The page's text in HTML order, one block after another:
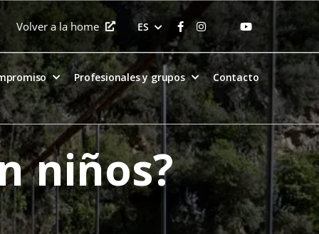
Volver a la home ES
Profesionales y grupos Contacto
niños?